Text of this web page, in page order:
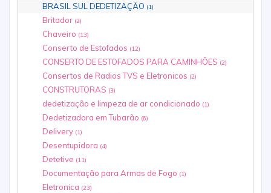
BRASIL SUL DEDETIZAÇÃO (1)
Britador (2)
Chaveiro (13)
Conserto de Estofados (12)
CONSERTO DE ESTOFADOS PARA CAMINHÕES (2)
Consertos de Radios TVS e Eletronicos (2)
CONSTRUTORAS (3)
dedetização e limpeza de ar condicionado (1)
Dedetizadora em Tubarão (6)
Delivery (1)
Desentupidora (4)
Detetive (11)
Documentação para Armas de Fogo (1)
Eletronica (23)